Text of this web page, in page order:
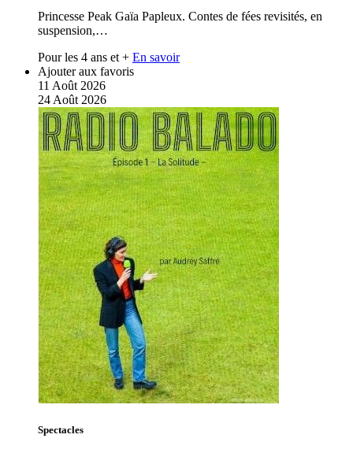
Princesse Peak Gaïa Papleux. Contes de fées revisités, en
suspension,…
Pour les 4 ans et + En savoir
Ajouter aux favoris
11 Août 2026
24 Août 2026
Spectacles